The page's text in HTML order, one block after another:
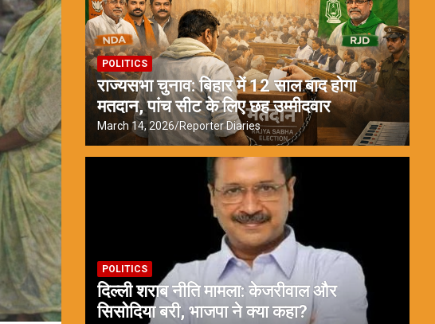
POLITICS
राज्यसभा चुनाव: बिहार में 12 साल बाद होगा
मतदान, पांच सीट के लिए छह उम्मीदवार
March 14, 2026 Reporter Diaries
POLITICS
दिल्ली शराब नीति मामला: केजरीवाल और
सिसोदिया बरी, भाजपा ने क्या कहा?